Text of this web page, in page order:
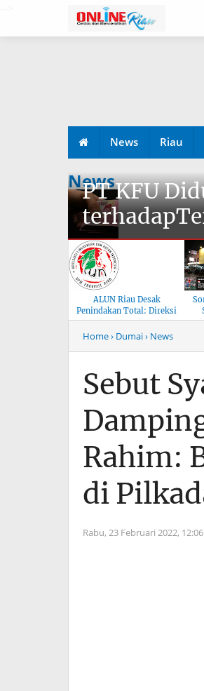
News Riau
News
PT KFU
ALUN Riau Desak
Penindakan Total: Direksi
Musim Mas Harus
Bertanggung Jawab
Home› Dumai› News
Sebut
Rahim:
di
Rabu, 23 Februari 2022,